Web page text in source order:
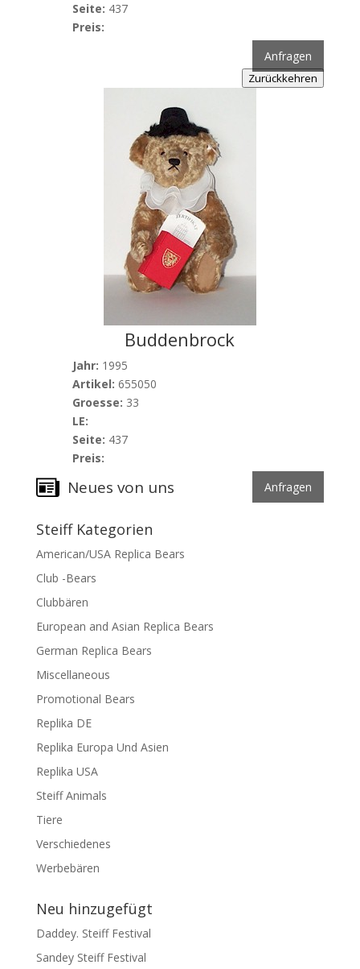
Seite: 437
Preis:
Anfragen
Zurückkehren
Buddenbrock
Jahr: 1995
Artikel: 655050
Groesse: 33
LE:
Seite: 437
Preis:
Anfragen
Neues von uns
Steiff Kategorien
American/USA Replica Bears
Club -Bears
Clubbären
European and Asian Replica Bears
German Replica Bears
Miscellaneous
Promotional Bears
Replika DE
Replika Europa Und Asien
Replika USA
Steiff Animals
Tiere
Verschiedenes
Werbebären
Neu hinzugefügt
Daddey. Steiff Festival
Sandey Steiff Festival